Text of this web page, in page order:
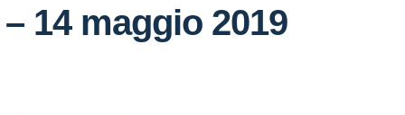
– 14 maggio 2019